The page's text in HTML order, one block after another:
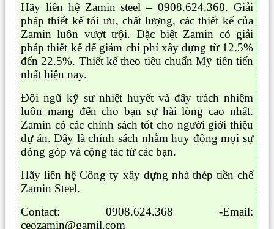
Hãy liên hệ Zamin steel – 0908.624.368. Giải
pháp thiết kế tối ưu, chất lượng, các thiết kế của
Zamin luôn vượt trội. Đặc biệt Zamin có giải
pháp thiết kế để giảm chi phí xây dựng từ 12.5%
đến 22.5%. Thiết kế theo tiêu chuẩn Mỹ tiên tiến
nhất hiện nay.
Đội ngũ kỹ sư nhiệt huyết và đây trách nhiệm
luôn mang đến cho bạn sự hài lòng cao nhất.
Zamin có các chính sách tốt cho người giới thiệu
dự án. Đây là chính sách nhằm huy động mọi sự
đóng góp và cộng tác từ các bạn.
Hãy liên hệ Công ty xây dựng nhà thép tiền chế
Zamin Steel.
Contact: 0908.624.368 -Email:
ceozamin@gamil.com